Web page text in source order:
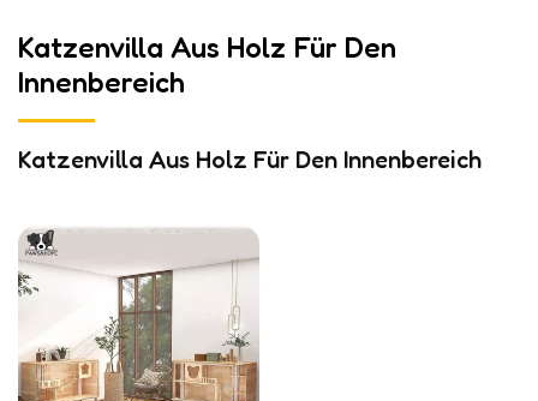
Katzenvilla Aus Holz Für Den
Innenbereich
Katzenvilla Aus Holz Für Den Innenbereich